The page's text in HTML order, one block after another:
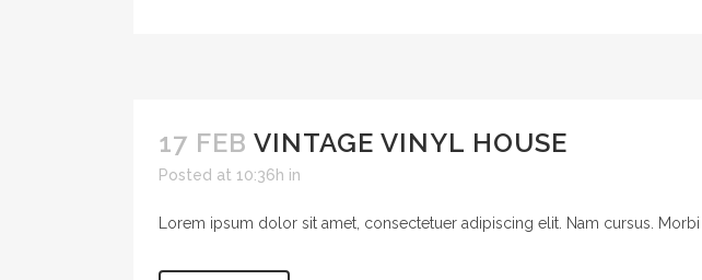
17 FEB VINTAGE VINYL HOUSE
Posted at 10:36h in
Lorem ipsum dolor sit amet, consectetuer adipiscing elit. Nam cursus.